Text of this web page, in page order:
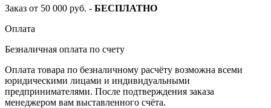
Заказ от 50 000 руб. - БЕСПЛАТНО
Оплата
Безналичная оплата по счету
Оплата товара по безналичному расчёту возможна всеми
юридическими лицами и индивидуальными
предпринимателями. После подтверждения заказа
менеджером вам выставленного счёта.